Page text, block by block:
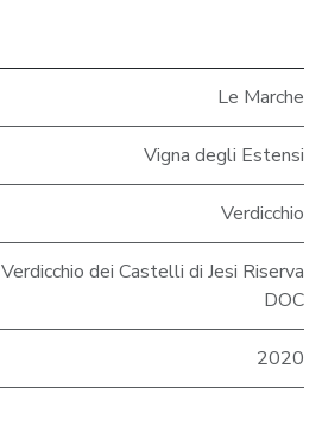
Le Marche
Vigna degli Estensi
Verdicchio
Verdicchio dei Castelli di Jesi Riserva
DOC
2020